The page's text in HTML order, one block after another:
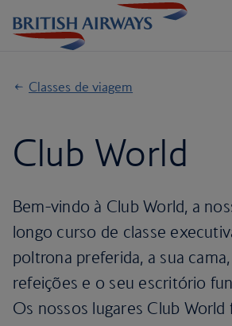
Classes de viagem
Club World
Bem-vindo à Club World, a
longo curso de classe
poltrona preferida, a sua
refeições e o seu escritório
Os nossos lugares Club World